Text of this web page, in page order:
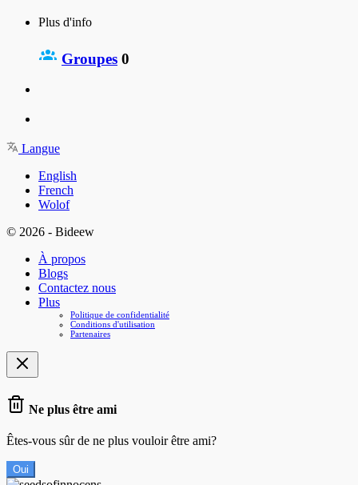
Plus d'info
Groupes 0
Langue
English
French
Wolof
© 2026 - Bideew
À propos
Blogs
Contactez nous
Plus
Politique de confidentialité
Conditions d'utilisation
Partenaires
Ne plus être ami
Êtes-vous sûr de ne plus vouloir être ami?
Oui